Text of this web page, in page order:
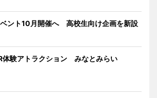
ント10月開催へ 高校生向け企画を新設
体験アトラクション みなとみらい